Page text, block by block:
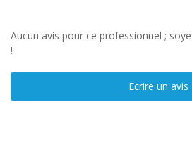
Aucun avis pour ce professionnel ;
!
Ecrire un avis